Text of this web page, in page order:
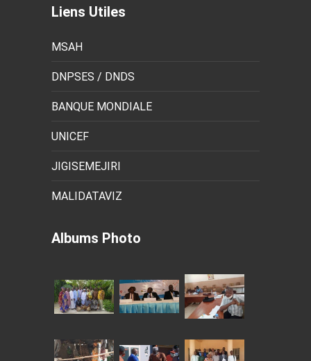
Liens Utiles
MSAH
DNPSES / DNDS
BANQUE MONDIALE
UNICEF
JIGISEMEJIRI
MALIDATAVIZ
Albums Photo